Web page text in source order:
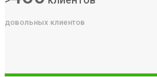
довольных клиентов